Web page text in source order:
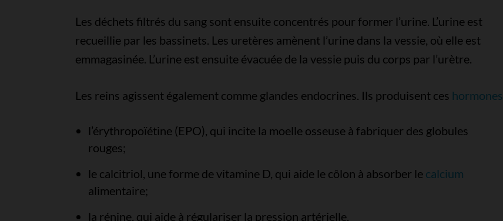
Les déchets filtrés du sang sont ensuite concentrés pour former l’urine. L’urine est
recueillie par les bassinets. Les uretères amènent l’urine dans la vessie, où elle est
emmagasinée. L’urine est ensuite évacuée de la vessie puis du corps par l’urètre.
Les reins agissent également comme glandes endocrines. Ils produisent ces hormones
l’érythropoïétine (EPO), qui incite la moelle osseuse à fabriquer des globules
rouges;
le calcitriol, une forme de vitamine D, qui aide le côlon à absorber le calcium
alimentaire;
la rénine, qui aide à régulariser la pression artérielle.